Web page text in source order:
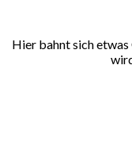
Hier bahnt sich